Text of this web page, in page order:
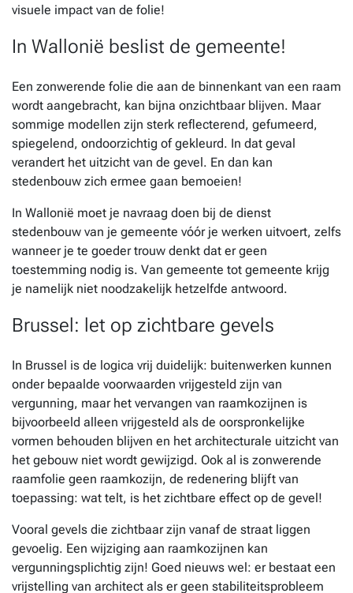
visuele impact van de folie!
In Wallonië beslist de gemeente!
Een zonwerende folie die aan de binnenkant van een raam
wordt aangebracht, kan bijna onzichtbaar blijven. Maar
sommige modellen zijn sterk reflecterend, gefumeerd,
spiegelend, ondoorzichtig of gekleurd. In dat geval
verandert het uitzicht van de gevel. En dan kan
stedenbouw zich ermee gaan bemoeien!
In Wallonië moet je navraag doen bij de dienst
stedenbouw van je gemeente vóór je werken uitvoert, zelfs
wanneer je te goeder trouw denkt dat er geen
toestemming nodig is. Van gemeente tot gemeente krijg
je namelijk niet noodzakelijk hetzelfde antwoord.
Brussel: let op zichtbare gevels
In Brussel is de logica vrij duidelijk: buitenwerken kunnen
onder bepaalde voorwaarden vrijgesteld zijn van
vergunning, maar het vervangen van raamkozijnen is
bijvoorbeeld alleen vrijgesteld als de oorspronkelijke
vormen behouden blijven en het architecturale uitzicht van
het gebouw niet wordt gewijzigd. Ook al is zonwerende
raamfolie geen raamkozijn, de redenering blijft van
toepassing: wat telt, is het zichtbare effect op de gevel!
Vooral gevels die zichtbaar zijn vanaf de straat liggen
gevoelig. Een wijziging aan raamkozijnen kan
vergunningsplichtig zijn! Goed nieuws wel: er bestaat een
vrijstelling van architect als er geen stabiliteitsprobleem